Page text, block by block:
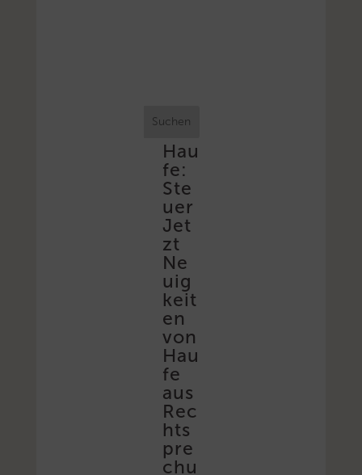
Suchen
Hau
fe:
Ste
uer
Jet
zt
Ne
uig
keit
en
von
Hau
fe
aus
Rec
hts
pre
chu